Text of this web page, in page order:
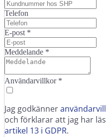
Telefon
E-post *
Meddelande *
Användarvillkor *
Jag godkänner
och förklarar att jag har
artikel 13 i GDPR.